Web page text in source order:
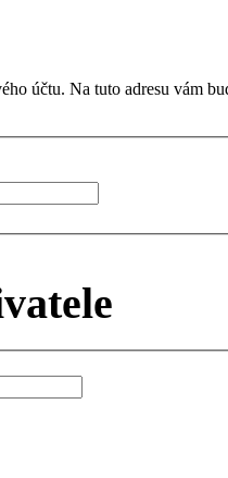
účtu. Na tuto adresu vám